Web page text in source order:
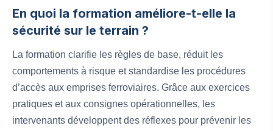
En quoi la formation améliore-t-elle la
sécurité sur le terrain ?
La formation clarifie les règles de base, réduit les
comportements à risque et standardise les procédures
d’accès aux emprises ferroviaires. Grâce aux exercices
pratiques et aux consignes opérationnelles, les
intervenants développent des réflexes pour prévenir les